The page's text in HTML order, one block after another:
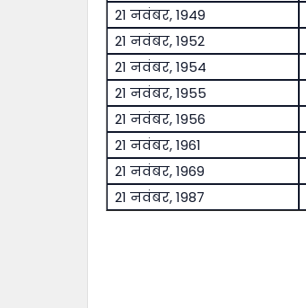
21 नवंबर, 1949
21 नवंबर, 1952
21 नवंबर, 1954
21 नवंबर, 1955
21 नवंबर, 1956
21 नवंबर, 1961
21 नवंबर, 1969
21 नवंबर, 1987